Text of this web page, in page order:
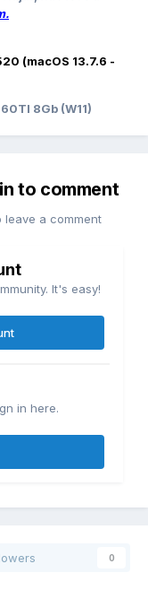
(macOS 13.7.6 -
8Gb (W11)
to comment
leave a comment
It's easy!
in here.
0